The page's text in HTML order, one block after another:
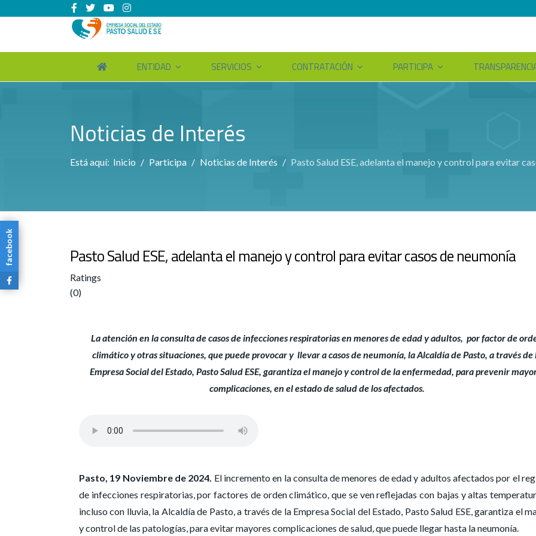
ENTIDAD SERVICIOS CONTRATACIÓN PARTICIPA
Noticias de Interés
Está aquí: Inicio Participa Noticias de Interés Pasto Salud ESE, adelanta el manejo y control para evitar
Pasto Salud ESE, adelanta el manejo y control para evitar casos de neumonía
Ratings
(0)
La atención en la consulta de casos de infecciones respiratorias en menores de edad y adultos, por factor de
climático y otras situaciones, que puede provocar y llevar a casos de neumonía, la Alcaldía de Pasto, a través de
Empresa Social del Estado, Pasto Salud ESE, garantiza el manejo y control de la enfermedad, para prevenir
complicaciones, en el estado de salud de los afectados.
Pasto, 19 Noviembre de 2024. El incremento en la consulta de menores de edad y adultos afectados por el
de infecciones respiratorias, por factores de orden climático, que se ven reflejadas con bajas y altas
incluso con lluvia, la Alcaldía de Pasto, a través de la Empresa Social del Estado, Pasto Salud ESE, garantiza el
y control de las patologías, para evitar mayores complicaciones de salud, que puede llegar hasta la neumonía.
facebook